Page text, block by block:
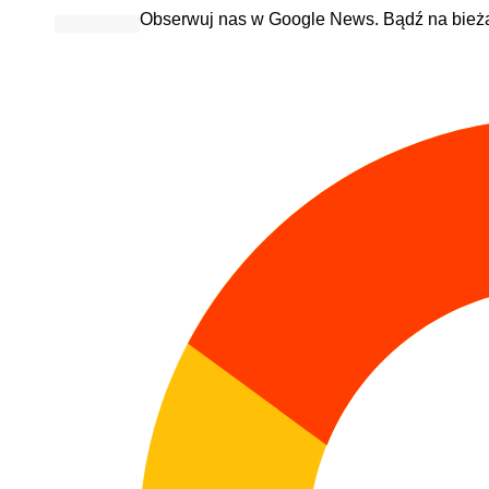
Obserwuj nas w Google News. Bądź na